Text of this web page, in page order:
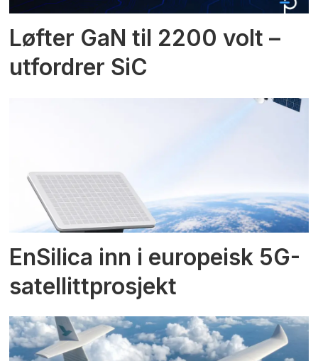
Løfter GaN til 2200 volt –
utfordrer SiC
EnSilica inn i europeisk 5G-
satellittprosjekt